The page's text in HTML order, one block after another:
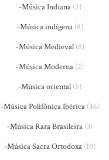
-Música Indiana(2)
-Música indígena(8)
-Música Medieval(8)
-Música Moderna (2)
-Música oriental (5)
-Música Polifônica Ibérica(46)
-Música Rara Brasileira (3)
-Música Sacra Ortodoxa (10)